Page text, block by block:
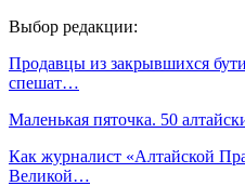
Выбор редакции:
Продавцы из закрывшихся
спешат…
Маленькая пяточка. 50
Как журналист «Алтайской
Великой…